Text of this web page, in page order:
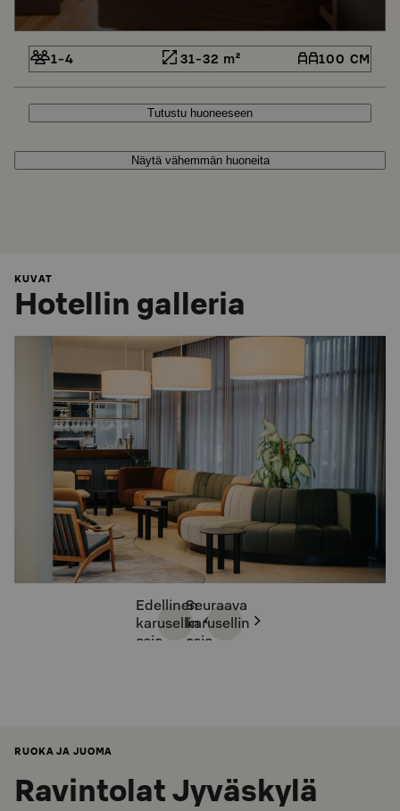
1-4 31-32 m² 100 CM
Tutustu huoneeseen
Näytä vähemmän huoneita
KUVAT
Hotellin galleria
Edellinen
karusellin
osio
Seuraava
karusellin
osio
RUOKA JA JUOMA
Ravintolat Jyväskylä